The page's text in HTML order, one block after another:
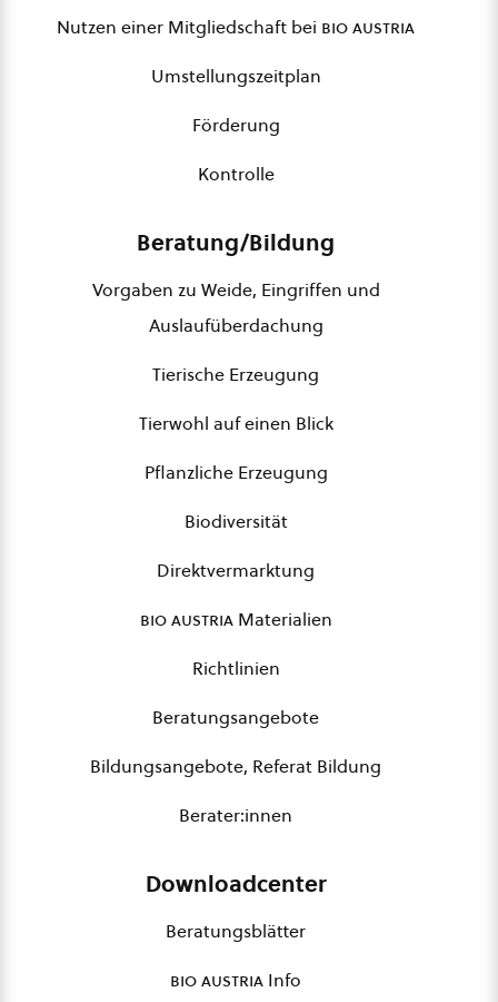
Nutzen einer Mitgliedschaft bei bio austria
Umstellungszeitplan
Förderung
Kontrolle
Beratung/Bildung
Vorgaben zu Weide, Eingriffen und
Auslaufüberdachung
Tierische Erzeugung
Tierwohl auf einen Blick
Pflanzliche Erzeugung
Biodiversität
Direktvermarktung
bio austriaMaterialien
Richtlinien
Beratungsangebote
Bildungsangebote, Referat Bildung
Berater:innen
Downloadcenter
Beratungsblätter
bio austria Info